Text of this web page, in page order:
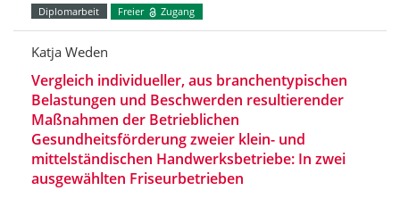
Diplomarbeit Freier Zugang
Katja Weden
Vergleich individueller, aus branchentypischen
Belastungen und Beschwerden resultierender
Maßnahmen der Betrieblichen
Gesundheitsförderung zweier klein- und
mittelständischen Handwerksbetriebe: In zwei
ausgewählten Friseurbetrieben